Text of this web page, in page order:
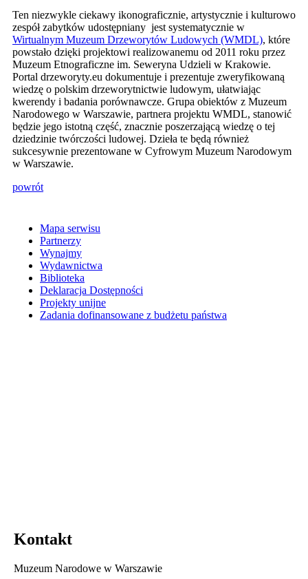
Ten niezwykle ciekawy ikonograficznie, artystycznie i kulturowo
zespół zabytków udostępniany jest systematycznie w
Wirtualnym Muzeum Drzeworytów Ludowych (WMDL), które
powstało dzięki projektowi realizowanemu od 2011 roku przez
Muzeum Etnograficzne im. Seweryna Udzieli w Krakowie.
Portal drzeworyty.eu dokumentuje i prezentuje zweryfikowaną
wiedzę o polskim drzeworytnictwie ludowym, ułatwiając
kwerendy i badania porównawcze. Grupa obiektów z Muzeum
Narodowego w Warszawie, partnera projektu WMDL, stanowić
będzie jego istotną część, znacznie poszerzającą wiedzę o tej
dziedzinie twórczości ludowej. Dzieła te będą również
sukcesywnie prezentowane w Cyfrowym Muzeum Narodowym
w Warszawie.
powrót
Mapa serwisu
Partnerzy
Wynajmy
Wydawnictwa
Biblioteka
Deklaracja Dostępności
Projekty unijne
Zadania dofinansowane z budżetu państwa
Kontakt
Muzeum Narodowe w Warszawie